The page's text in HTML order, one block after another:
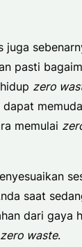
juga
pasti
zero
memulai
saat
dari gaya
waste.